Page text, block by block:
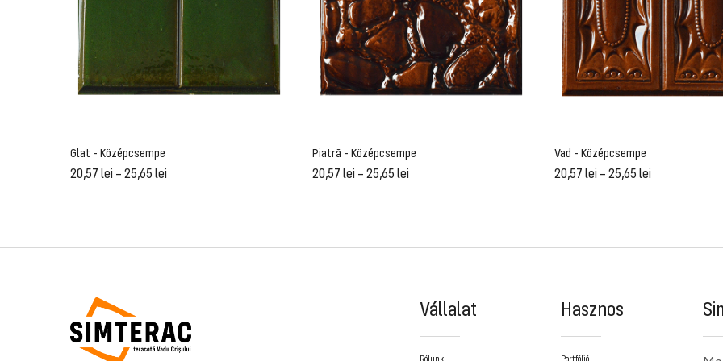
Glat - Középcsempe
20,57 lei – 25,65 lei
Piatră - Középcsempe
20,57 lei – 25,65 lei
Vad - Középcsempe
20,57 lei – 25,65 lei
Vállalat Hasznos